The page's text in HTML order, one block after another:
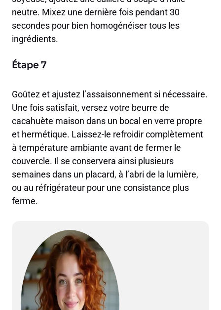
neutre. Mixez une dernière fois pendant 30
secondes pour bien homogénéiser tous les
ingrédients.
Étape 7
Goûtez et ajustez l’assaisonnement si nécessaire.
Une fois satisfait, versez votre beurre de
cacahuète maison dans un bocal en verre propre
et hermétique. Laissez-le refroidir complètement
à température ambiante avant de fermer le
couvercle. Il se conservera ainsi plusieurs
semaines dans un placard, à l’abri de la lumière,
ou au réfrigérateur pour une consistance plus
ferme.